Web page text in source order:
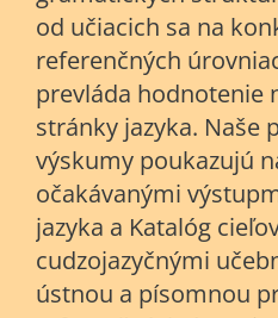
od učiacich sa na
referenčných
prevláda hodnotenie
stránky jazyka. Naše
výskumy poukazujú
očakávanými
jazyka a Katalóg
cudzojazyčnými
ústnou a písomnou